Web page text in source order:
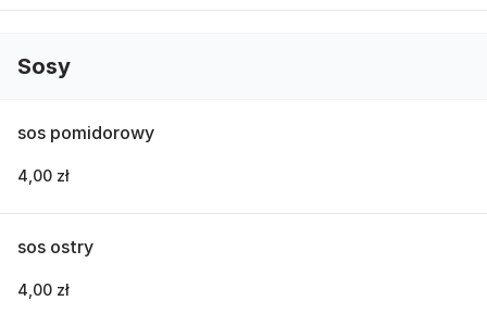
Sosy
sos pomidorowy
4,00 zł
sos ostry
4,00 zł